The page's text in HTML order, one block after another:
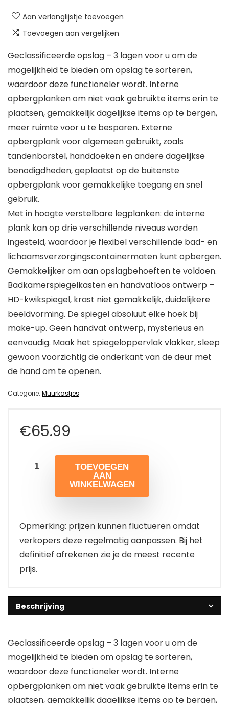
Aan verlanglijstje toevoegen
Toevoegen aan vergelijken
Geclassificeerde opslag – 3 lagen voor u om de
mogelijkheid te bieden om opslag te sorteren,
waardoor deze functioneler wordt. Interne
opbergplanken om niet vaak gebruikte items erin te
plaatsen, gemakkelijk dagelijkse items op te bergen,
meer ruimte voor u te besparen. Externe
opbergplank voor algemeen gebruikt, zoals
tandenborstel, handdoeken en andere dagelijkse
benodigdheden, geplaatst op de buitenste
opbergplank voor gemakkelijke toegang en snel
gebruik.
Met in hoogte verstelbare legplanken: de interne
plank kan op drie verschillende niveaus worden
ingesteld, waardoor je flexibel verschillende bad- en
lichaamsverzorgingscontainermaten kunt opbergen.
Gemakkelijker om aan opslagbehoeften te voldoen.
Badkamerspiegelkasten en handvatloos ontwerp –
HD-kwikspiegel, krast niet gemakkelijk, duidelijkere
beeldvorming. De spiegel absoluut elke hoek bij
make-up. Geen handvat ontwerp, mysterieus en
eenvoudig. Maak het spiegeloppervlak vlakker, sleep
gewoon voorzichtig de onderkant van de deur met
de hand om te openen.
Categorie: Muurkastjes
€65.99
TOEVOEGEN
AAN
WINKELWAGEN
Opmerking: prijzen kunnen fluctueren omdat
verkopers deze regelmatig aanpassen. Bij het
definitief afrekenen zie je de meest recente
prijs.
Beschrijving
Geclassificeerde opslag – 3 lagen voor u om de
mogelijkheid te bieden om opslag te sorteren,
waardoor deze functioneler wordt. Interne
opbergplanken om niet vaak gebruikte items erin te
plaatsen, gemakkelijk dagelijkse items op te bergen,